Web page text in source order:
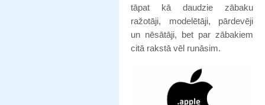
tāpat kā daudzie zābaku
ražotāji, modelētāji, pārdevēji
un nēsātāji, bet par zābakiem
citā rakstā vēl runāsim.